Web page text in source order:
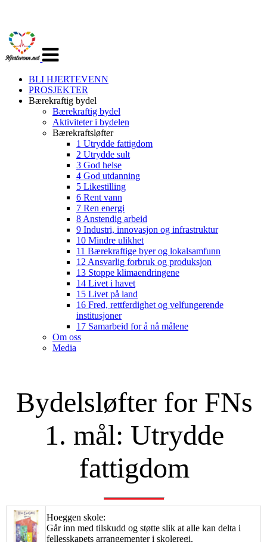
navigasjon
BLI HJERTEVENN
PROSJEKTER
Bærekraftig bydel
Bærekraftig bydel
Aktiviteter i bydelen
Bærekraftsløfter
1 Utrydde fattigdom
2 Utrydde sult
3 God helse
4 God utdanning
5 Likestilling
6 Rent vann
7 Ren energi
8 Anstendig arbeid
9 Industri, innovasjon og infrastruktur
10 Mindre ulikhet
11 Bærekraftige byer og lokalsamfunn
12 Ansvarlig forbruk og produksjon
13 Stoppe klimaendringene
14 Livet i havet
15 Livet på land
16 Fred, rettferdighet og velfungerende
institusjoner
17 Samarbeid for å nå målene
Om oss
Media
Bydelsløfter for FNs
1. mål: Utrydde
fattigdom
Hoeggen skole:
Går inn med tilskudd og støtte slik at alle kan delta i
fellesskapets arrangementer i skoleregi.